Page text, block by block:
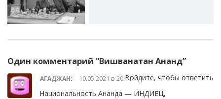
Один комментарий “Вишванатан Ананд”
АГАДЖАН: 10.05.2021 в 20:11
Национальность Ананда — ИНДИЕЦ,
Войдите, чтобы ответить